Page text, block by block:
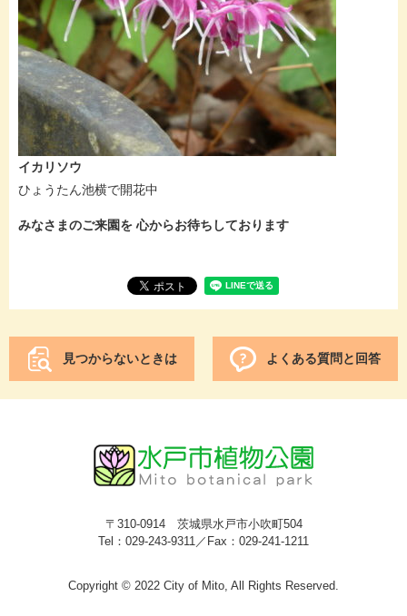
イカリソウ
ひょうたん池横で開花中
みなさまのご来園を 心からお待ちしております
見つからないときは よくある質問と回答
〒310-0914 茨城県水戸市小吹町504
Tel：029-243-9311／Fax：029-241-1211
Copyright © 2022 City of Mito, All Rights Reserved.